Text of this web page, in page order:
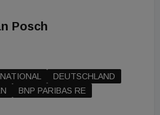
Posch
DEUTSCHLAND
BNP PARIBAS RE